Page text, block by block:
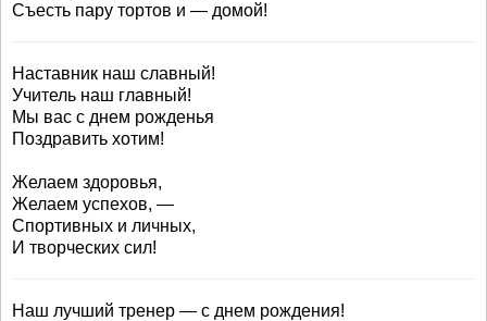
Съесть пару тортов и — домой!
Наставник наш славный!
Учитель наш главный!
Мы вас с днем рожденья
Поздравить хотим!
Желаем здоровья,
Желаем успехов, —
Спортивных и личных,
И творческих сил!
Наш лучший тренер — с днем рождения!